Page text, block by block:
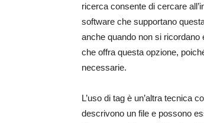
ricerca consente di cercare
software che supportano
anche quando non si
che offra questa opzione,
necessarie.
L’uso di tag è un’altra tecnica
descrivono un file e possono